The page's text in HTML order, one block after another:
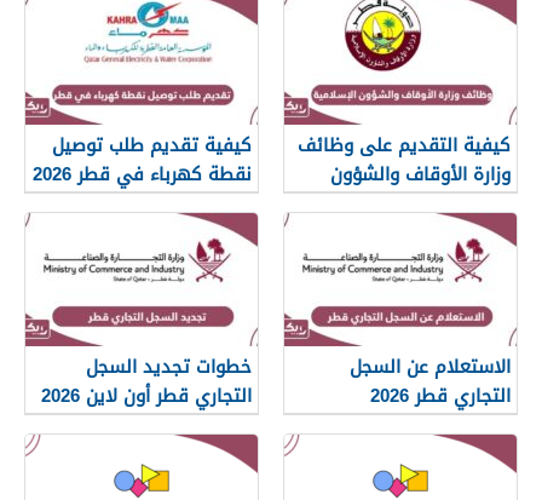
كيفية التقديم على وظائف
وزارة الأوقاف والشؤون
الإسلامية قطر 2026
كيفية تقديم طلب توصيل
نقطة كهرباء في قطر 2026
الاستعلام عن السجل
التجاري قطر 2026
خطوات تجديد السجل
التجاري قطر أون لاين 2026